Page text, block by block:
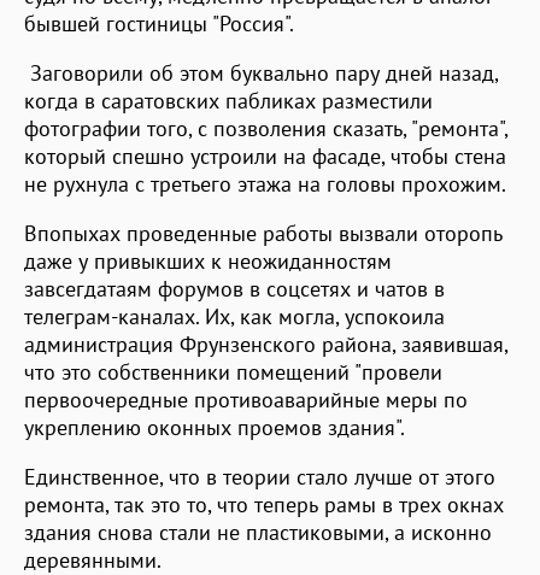
бывшей гостиницы "Россия".
Заговорили об этом буквально пару дней назад,
когда в саратовских пабликах разместили
фотографии того, с позволения сказать, "ремонта",
который спешно устроили на фасаде, чтобы стена
не рухнула с третьего этажа на головы прохожим.
Впопыхах проведенные работы вызвали оторопь
даже у привыкших к неожиданностям
завсегдатаям форумов в соцсетях и чатов в
телеграм-каналах. Их, как могла, успокоила
администрация Фрунзенского района, заявившая,
что это собственники помещений "провели
первоочередные противоаварийные меры по
укреплению оконных проемов здания".
Единственное, что в теории стало лучше от этого
ремонта, так это то, что теперь рамы в трех окнах
здания снова стали не пластиковыми, а исконно
деревянными.